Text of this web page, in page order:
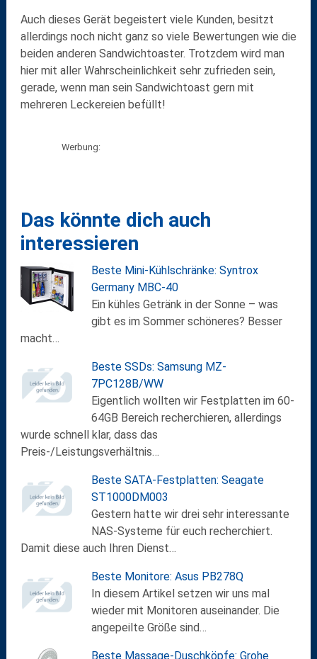
Auch dieses Gerät begeistert viele Kunden, besitzt
allerdings noch nicht ganz so viele Bewertungen wie die
beiden anderen Sandwichtoaster. Trotzdem wird man
hier mit aller Wahrscheinlichkeit sehr zufrieden sein,
gerade, wenn man sein Sandwichtoast gern mit
mehreren Leckereien befüllt!
Werbung:
Das könnte dich auch
interessieren
Beste Mini-Kühlschränke: Syntrox
Germany MBC-40
Ein kühles Getränk in der Sonne – was
gibt es im Sommer schöneres? Besser
macht…
Beste SSDs: Samsung MZ-
7PC128B/WW
Eigentlich wollten wir Festplatten im 60-
64GB Bereich recherchieren, allerdings
wurde schnell klar, dass das
Preis-/Leistungsverhältnis…
Beste SATA-Festplatten: Seagate
ST1000DM003
Gestern hatte wir drei sehr interessante
NAS-Systeme für euch recherchiert.
Damit diese auch Ihren Dienst…
Beste Monitore: Asus PB278Q
In diesem Artikel setzen wir uns mal
wieder mit Monitoren auseinander. Die
angepeilte Größe sind…
Beste Massage-Duschköpfe: Grohe